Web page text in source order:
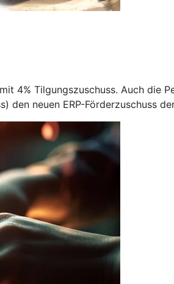
4% Tilgungszuschuss. Auch die
den neuen ERP-Förderzuschuss